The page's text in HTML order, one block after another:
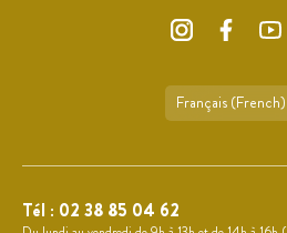
Français (French)
Tél : 02 38 85 04 62